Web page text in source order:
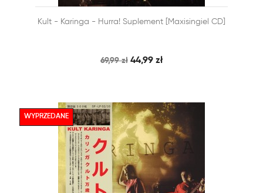
 DODAJ DO KOSZYKA SZYBKI PODGLĄD
Kult - Karinga - Hurra! Suplement [maxisingiel CD]
69,99 zł 44,99 zł
WYPRZEDANE